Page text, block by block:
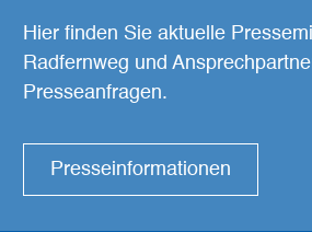
Hier finden Sie aktuelle
Radfernweg und
Presseanfragen.
Presseinformationen